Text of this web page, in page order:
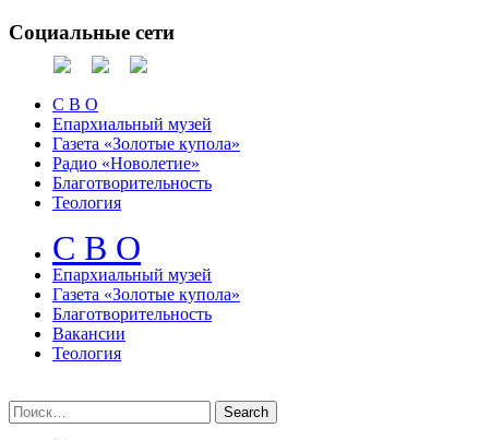
Социальные сети
С В О
Епархиальный музей
Газета «Золотые купола»
Радио «Новолетие»
Благотворительность
Теология
С В О
Епархиальный музeй
Газета «Золотые купола»
Благотворительность
Вакансии
Теология